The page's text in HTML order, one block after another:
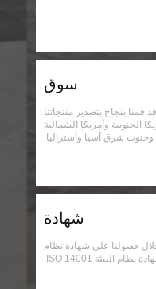
سوق
قمنا بنجاح بتصدير منتجاتنا
الجنوبية وأمريكا الشمالية
شرق آسيا وأستراليا.
شهادة
خلال حصولنا على شهادة نظام